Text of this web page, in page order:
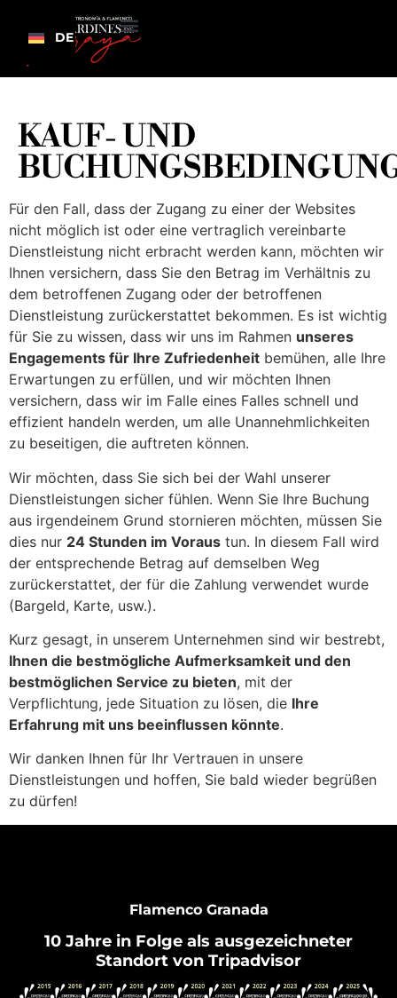
DE
KAUF- UND
Für den Fall, dass der Zugang zu einer der Websites
nicht möglich ist oder eine vertraglich vereinbarte
Dienstleistung nicht erbracht werden kann, möchten wir
Ihnen versichern, dass Sie den Betrag im Verhältnis zu
dem betroffenen Zugang oder der betroffenen
Dienstleistung zurückerstattet bekommen. Es ist wichtig
für Sie zu wissen, dass wir uns im Rahmen unseres
Engagements für Ihre Zufriedenheit bemühen, alle Ihre
Erwartungen zu erfüllen, und wir möchten Ihnen
versichern, dass wir im Falle eines Falles schnell und
effizient handeln werden, um alle Unannehmlichkeiten
zu beseitigen, die auftreten können.
Wir möchten, dass Sie sich bei der Wahl unserer
Dienstleistungen sicher fühlen. Wenn Sie Ihre Buchung
aus irgendeinem Grund stornieren möchten, müssen Sie
dies nur 24 Stunden im Voraus tun. In diesem Fall wird
der entsprechende Betrag auf demselben Weg
zurückerstattet, der für die Zahlung verwendet wurde
(Bargeld, Karte, usw.).
Kurz gesagt, in unserem Unternehmen sind wir bestrebt,
Ihnen die bestmögliche Aufmerksamkeit und den
bestmöglichen Service zu bieten, mit der
Verpflichtung, jede Situation zu lösen, die Ihre
Erfahrung mit uns beeinflussen könnte.
Wir danken Ihnen für Ihr Vertrauen in unsere
Dienstleistungen und hoffen, Sie bald wieder begrüßen
zu dürfen!
Flamenco Granada
10 Jahre in Folge als ausgezeichneter
Standort von Tripadvisor